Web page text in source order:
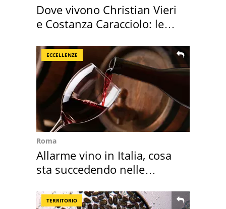
Dove vivono Christian Vieri
e Costanza Caracciolo: le
ECCELLENZE
Roma
Allarme vino in Italia, cosa
sta succedendo nelle
TERRITORIO